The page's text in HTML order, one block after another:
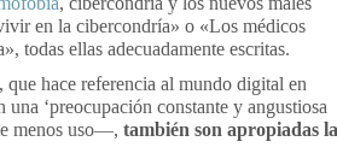
en la cibercondría» o «Los médicos
todas ellas adecuadamente escritas.
, que hace referencia al mundo digital en
‘preocupación constante y angustiosa
menos uso—, también son apropiadas la